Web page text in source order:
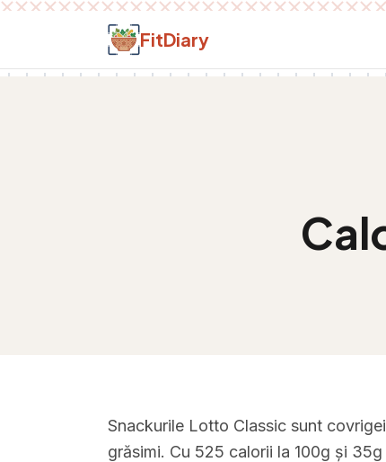
Salt la conținut
FitDiary
Snackurile Lotto Classic sunt
grăsimi. Cu 525 calorii la 100g și